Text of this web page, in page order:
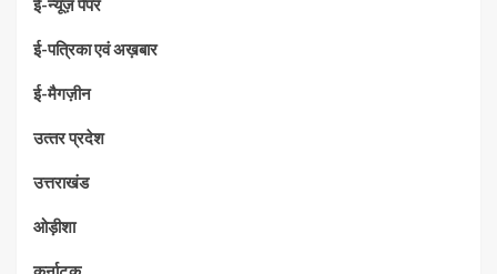
ई-न्यूज़ पेपर
ई-पत्रिका एवं अख़बार
ई-मैगज़ीन
उत्‍तर प्रदेश
उत्तराखंड
ओड़ीशा